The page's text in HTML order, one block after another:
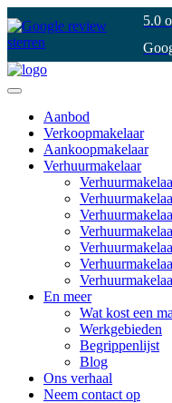
5.0
Aanbod
Verkoopmakelaar
Aankoopmakelaar
Verhuurmakelaar
En meer
Wat kost een
Werkgebieden
Begrippenlijst
Blog
Ons verhaal
Neem contact op